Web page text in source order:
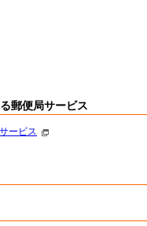
郵便局サービス
ービス